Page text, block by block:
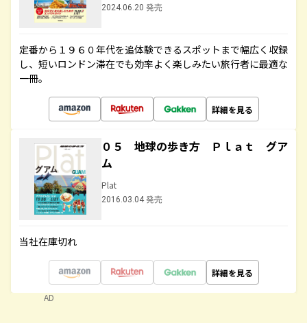
2024.06.20 発売
定番から１９６０年代を追体験できるスポットまで幅広く収録
し、短いロンドン滞在でも効率よく楽しみたい旅行者に最適な
一冊。
詳細を見る
０５ 地球の歩き方 Ｐｌａｔ グア
ム
Plat
2016.03.04 発売
当社在庫切れ
詳細を見る
AD